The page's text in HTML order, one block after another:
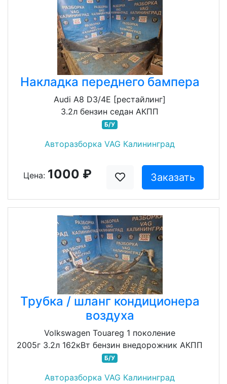
Накладка переднего бампера
Audi A8 D3/4E [рестайлинг]
3.2л бензин седан АКПП
Б/У
Авторазборка VAG Калининград
Цена: 1000 ₽ Заказать
Трубка / шланг кондиционера
воздуха
Volkswagen Touareg 1 поколение
2005г 3.2л 162кВт бензин внедорожник АКПП
Б/У
Авторазборка VAG Калининград